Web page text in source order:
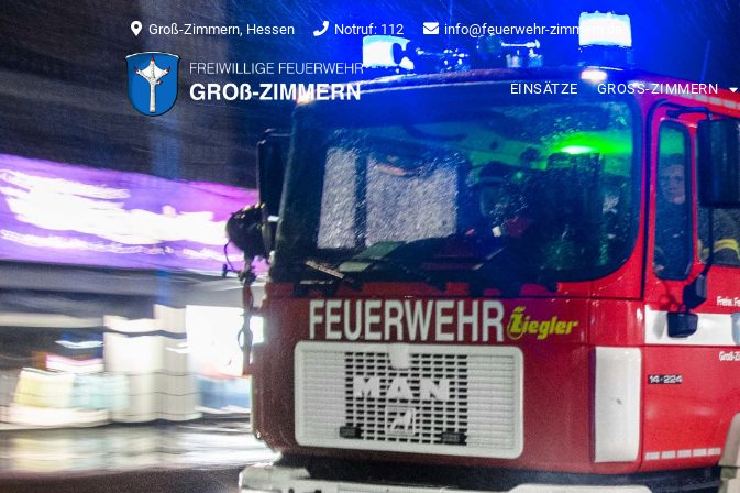
Groß-Zimmern, Hessen Notruf: 112 info@feuerwehr-zimmern.de
EINSÄTZE GROSS-ZIMMERN